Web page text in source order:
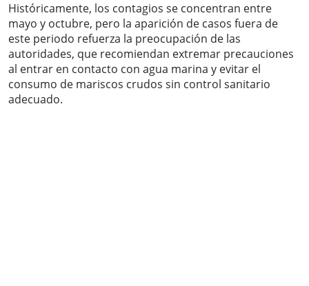
Históricamente, los contagios se concentran entre
mayo y octubre, pero la aparición de casos fuera de
este periodo refuerza la preocupación de las
autoridades, que recomiendan extremar precauciones
al entrar en contacto con agua marina y evitar el
consumo de mariscos crudos sin control sanitario
adecuado.